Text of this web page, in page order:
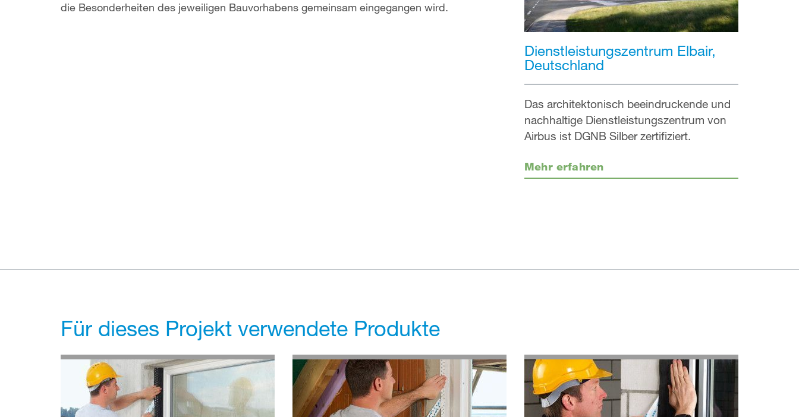
die Besonderheiten des jeweiligen Bauvorhabens gemeinsam eingegangen wird.
Dienstleistungszentrum Elbair,
Deutschland
Das architektonisch beeindruckende und
nachhaltige Dienstleistungszentrum von
Airbus ist DGNB Silber zertifiziert.
Mehr erfahren
Für dieses Projekt verwendete Produkte